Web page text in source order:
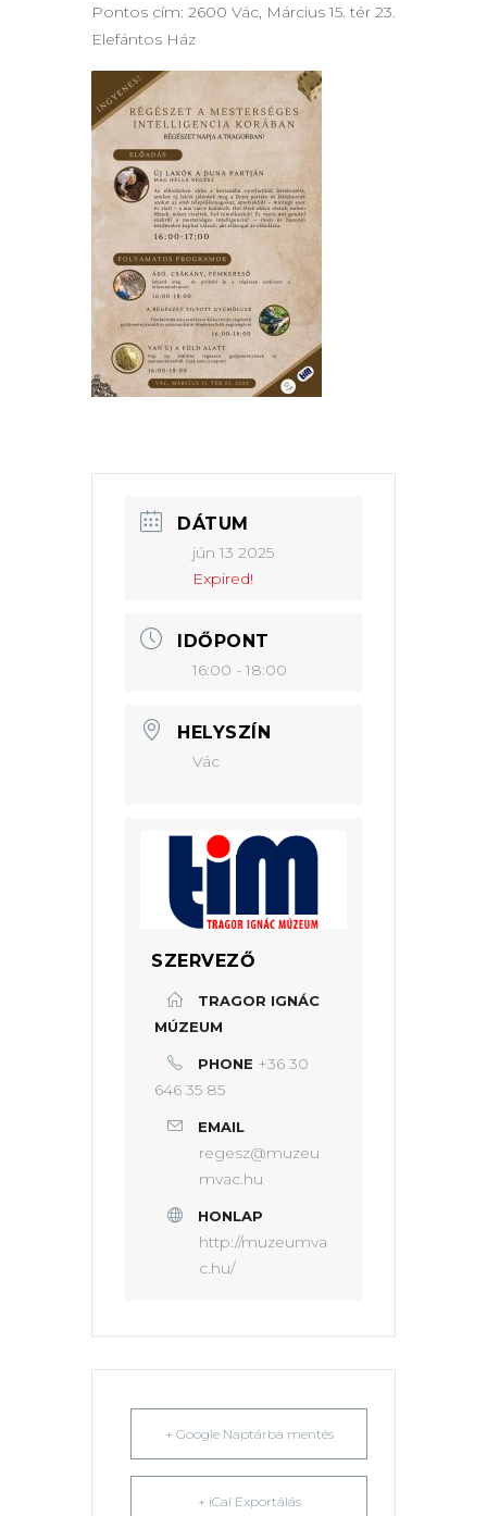
Pontos cím: 2600 Vác, Március 15. tér 23.
Elefántos Ház
DÁTUM
jún 13 2025
Expired!
IDŐPONT
16:00 - 18:00
HELYSZÍN
Vác
SZERVEZŐ
TRAGOR IGNÁC
MÚZEUM
PHONE +36 30
646 35 85
EMAIL
regesz@muzeu
mvac.hu
HONLAP
http://muzeumva
c.hu/
+ Google Naptárba mentés
+ iCal Exportálás